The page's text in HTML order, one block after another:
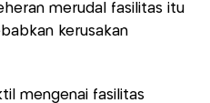
merudal fasilitas itu
kerusakan
mengenai fasilitas